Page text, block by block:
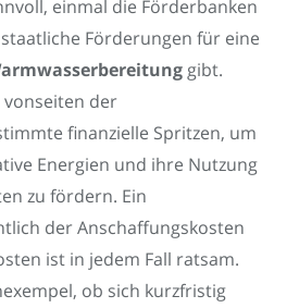
einmal die Förderbanken
Förderungen für eine
gibt.
der
finanzielle Spritzen, um
Energien und ihre Nutzung
zu fördern. Ein
der Anschaffungskosten
ist in jedem Fall ratsam.
ob sich kurzfristig